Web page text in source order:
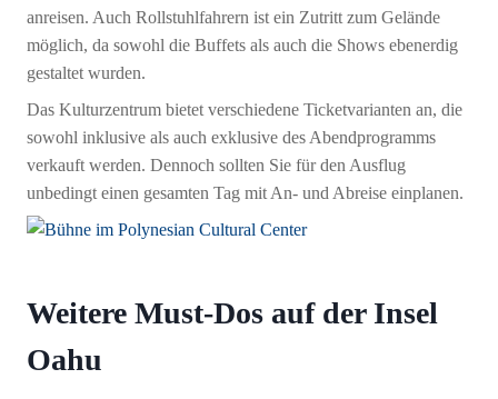
anreisen. Auch Rollstuhlfahrern ist ein Zutritt zum Gelände
möglich, da sowohl die Buffets als auch die Shows ebenerdig
gestaltet wurden.
Das Kulturzentrum bietet verschiedene Ticketvarianten an, die
sowohl inklusive als auch exklusive des Abendprogramms
verkauft werden. Dennoch sollten Sie für den Ausflug
unbedingt einen gesamten Tag mit An- und Abreise einplanen.
Weitere Must-Dos auf der Insel
Oahu